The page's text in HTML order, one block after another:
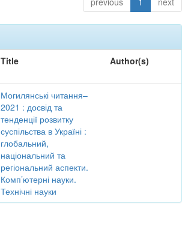
Title Author(s)
Могилянські читання–
2021 : досвід та
тенденції розвитку
суспільства в Україні :
глобальний,
національний та
регіональний аспекти.
Комп’ютерні науки.
Технічні науки